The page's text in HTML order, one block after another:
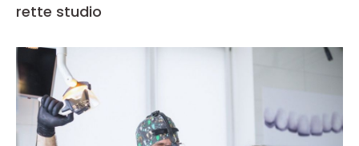
rette studio